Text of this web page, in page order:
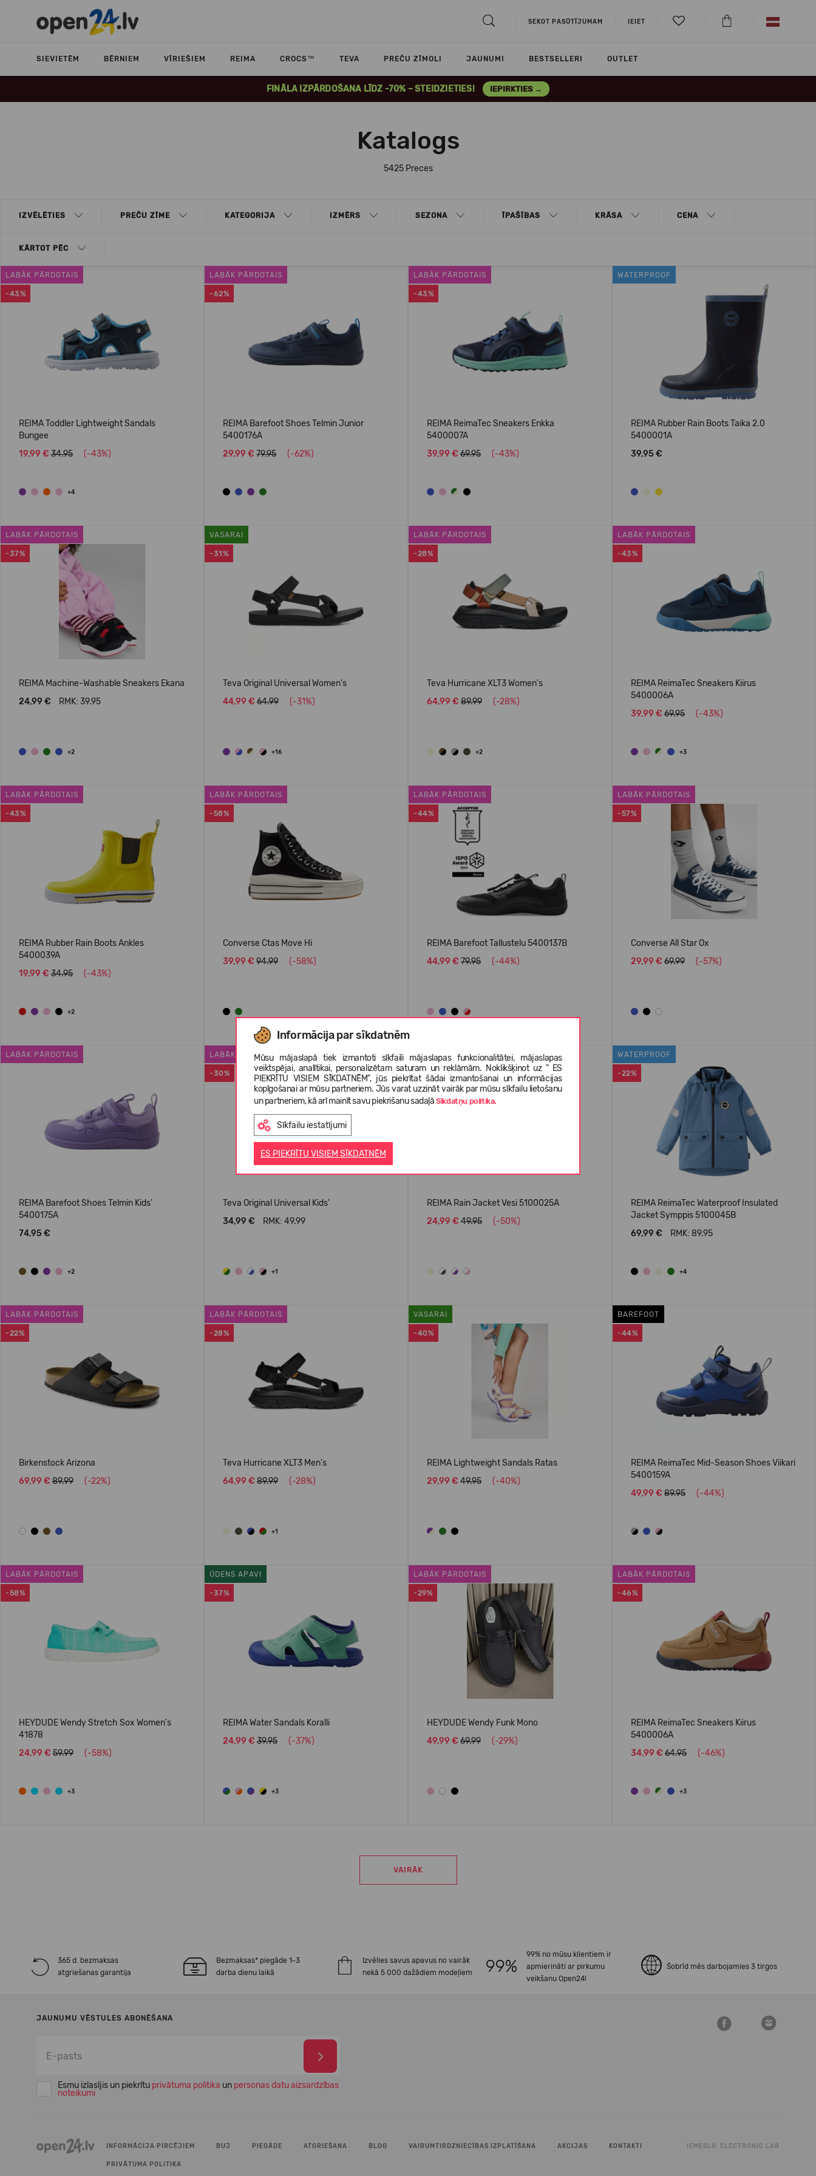
SEKOT PASŪTĪJUMAM IEIET
SIEVIETĒM BĒRNIEM VĪRIEŠIEM REIMA CROCS™ TEVA PREČU ZĪMOLI JAUNUMI BESTSELLERI OUTLET
FINĀLA IZPĀRDOŠANA LĪDZ -70% – STEIDZIETIES! IEPIRKTIES →
Informācija par sīkdatnēm
Mūsu mājaslapā tiek izmantoti sīkfaili mājaslapas funkcionalitātei, mājaslapas
veiktspējai, analītikai, personalizētam saturam un reklāmām. Noklikšķinot uz " ES
PIEKRĪTU VISIEM SĪKDATNĒM", jūs piekrītat šādai izmantošanai un informācijas
kopīgošanai ar mūsu partneriem. Jūs varat uzzināt vairāk par mūsu sīkfailu lietošanu
un partneriem, kā arī mainīt savu piekrišanu sadaļāSīkdatņu politika.
Sīkfailu iestatījumi
ES PIEKRĪTU VISIEM SĪKDATNĒM
Katalogs
5425 Preces
IZVĒLĒTIES PREČU ZĪME KATEGORIJA IZMĒRS SEZONA ĪPAŠĪBAS KRĀSA CENA
KĀRTOT PĒC
-43%
LABĀK PĀRDOTAIS
REIMA Toddler Lightweight Sandals
Bungee
19,99 € 34.95 (-43%)
+4
-62%
LABĀK PĀRDOTAIS
REIMA Barefoot Shoes Telmin Junior
5400176A
29,99 € 79.95 (-62%)
-43%
LABĀK PĀRDOTAIS
REIMA ReimaTec Sneakers Enkka
5400007A
39,99 € 69.95 (-43%)
WATERPROOF
REIMA Rubber Rain Boots Taika 2.0
5400001A
39,95 €
-37%
LABĀK PĀRDOTAIS
REIMA Machine-Washable Sneakers Ekana
24,99 €
RMK: 39.95
+2
-31%
VASARAI
Teva Original Universal Women's
44,99 € 64.99 (-31%)
+16
-28%
LABĀK PĀRDOTAIS
Teva Hurricane XLT3 Women's
64,99 € 89.99 (-28%)
+2
-43%
LABĀK PĀRDOTAIS
REIMA ReimaTec Sneakers Kiirus
5400006A
39,99 € 69.95 (-43%)
+3
-43%
LABĀK PĀRDOTAIS
REIMA Rubber Rain Boots Ankles
5400039A
19,99 € 34.95 (-43%)
+2
-58%
LABĀK PĀRDOTAIS
Converse Ctas Move Hi
39,99 € 94.99 (-58%)
-44%
LABĀK PĀRDOTAIS
REIMA Barefoot Tallustelu 5400137B
44,99 € 79.95 (-44%)
-57%
LABĀK PĀRDOTAIS
Converse All Star Ox
29,99 € 69.99 (-57%)
LABĀK PĀRDOTAIS
REIMA Barefoot Shoes Telmin Kids'
5400175A
74,95 €
+2
-30%
LABĀK PĀRDOTAIS
Teva Original Universal Kids'
34,99 €
RMK: 49.99
+1
-50%
LABĀK PĀRDOTAIS
REIMA Rain Jacket Vesi 5100025A
24,99 € 49.95 (-50%)
-22%
WATERPROOF
REIMA ReimaTec Waterproof Insulated
Jacket Symppis 5100045B
69,99 €
RMK: 89.95
+4
-22%
LABĀK PĀRDOTAIS
Birkenstock Arizona
69,99 € 89.99 (-22%)
-28%
LABĀK PĀRDOTAIS
Teva Hurricane XLT3 Men's
64,99 € 89.99 (-28%)
+1
-40%
VASARAI
REIMA Lightweight Sandals Ratas
29,99 € 49.95 (-40%)
-44%
BAREFOOT
REIMA ReimaTec Mid-Season Shoes Viikari
5400159A
49,99 € 89.95 (-44%)
-58%
LABĀK PĀRDOTAIS
HEYDUDE Wendy Stretch Sox Women's
41878
24,99 € 59.99 (-58%)
+3
-37%
ŪDENS APAVI
REIMA Water Sandals Koralli
24,99 € 39.95 (-37%)
+3
-29%
LABĀK PĀRDOTAIS
HEYDUDE Wendy Funk Mono
49,99 € 69.99 (-29%)
-46%
LABĀK PĀRDOTAIS
REIMA ReimaTec Sneakers Kiirus
5400006A
34,99 € 64.95 (-46%)
+3
VAIRĀK
365 d. bezmaksas
atgriešanas garantija
Bezmaksas* piegāde 1-3
darba dienu laikā
Izvēlies savus apavus no vairāk
nekā 5 000 dažādiem modeļiem
99% no mūsu klientiem ir
apmierināti ar pirkumu
veikšanu Open24!
Šobrīd mēs darbojamies 3 tirgos
JAUNUMU VĒSTULES ABONĒŠANA
Esmu izlasījis un piekrītu privātuma politika un personas datu aizsardzības
noteikumi
INFORMĀCIJA PIRCĒJIEM BUJ PIEGĀDE ATGRIEŠANA BLOG VAIRUMTIRDZNIECĪBAS IZPLATĪŠANA AKCIJAS KONTAKTI
PRIVĀTUMA POLITIKA
IEMESLS: ELECTRONIC LAB